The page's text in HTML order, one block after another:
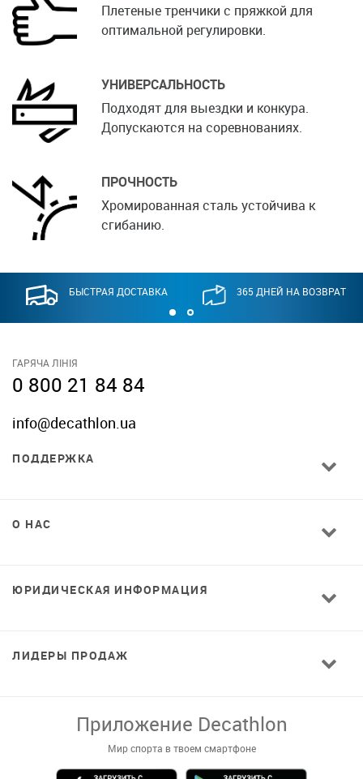
Плетеные тренчики с пряжкой для
оптимальной регулировки.
УНИВЕРСАЛЬНОСТЬ
Подходят для выездки и конкура.
Допускаются на соревнованиях.
ПРОЧНОСТЬ
Хромированная сталь устойчива к
сгибанию.
БЫСТРАЯ ДОСТАВКА 365 ДНЕЙ НА ВОЗВРАТ
ГАРЯЧА ЛІНІЯ
0 800 21 84 84
info@decathlon.ua
ПОДДЕРЖКА
О НАС
ЮРИДИЧЕСКАЯ ИНФОРМАЦИЯ
ЛИДЕРЫ ПРОДАЖ
Завантажуй додаток!
Комфортні покупки, ексклюзивні
пропозиції і зручний каталог в твоєму телефоні